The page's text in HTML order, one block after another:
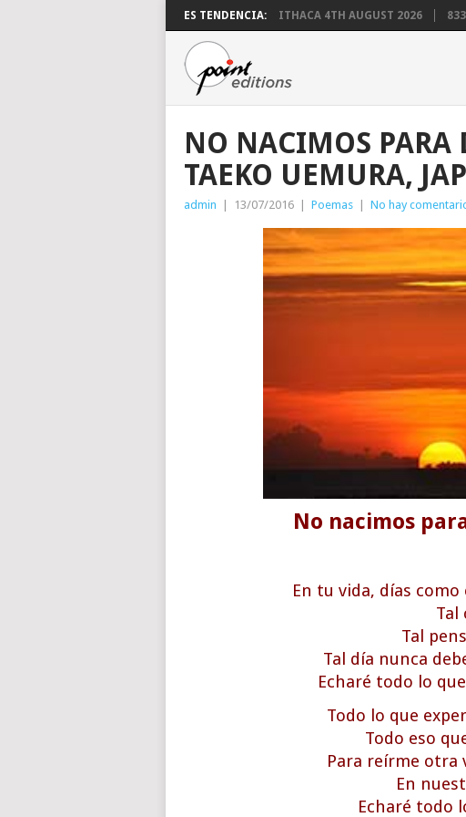
ES TENDENCIA: ITHACA 4TH AUGUST 2026
NO NACIMOS PARA
TAEKO UEMURA,
admin 13/07/2016 Poemas No hay
No nacimos
En tu vida, días
Tal
Tal
Tal día nunca
Echaré todo lo
Todo lo que
Todo eso
Para reírme otra
En
Echaré todo